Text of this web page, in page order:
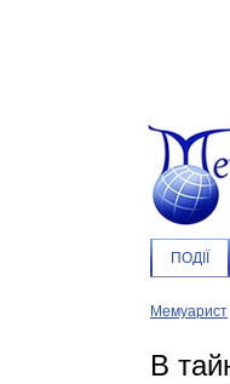
ПОДIЇ
Мемуарист
В